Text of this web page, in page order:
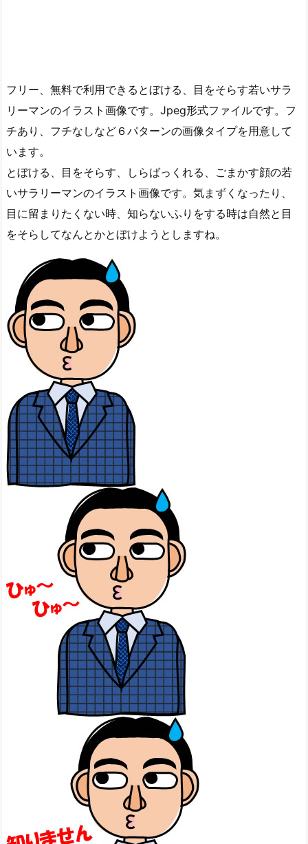
フリー、無料で利用できるとぼける、目をそらす若いサラ
リーマンのイラスト画像です。Jpeg形式ファイルです。フ
チあり、フチなしなど６パターンの画像タイプを用意して
います。
とぼける、目をそらす、しらばっくれる、ごまかす顔の若
いサラリーマンのイラスト画像です。気まずくなったり、
目に留まりたくない時、知らないふりをする時は自然と目
をそらしてなんとかとぼけようとしますね。